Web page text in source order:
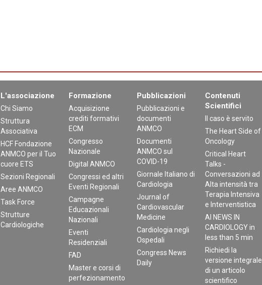
L'associazione
Chi Siamo
Struttura
Associativa
HCF Fondazione
ANMCO per il Tuo
cuore ETS
Sezioni Regionali
Aree ANMCO
Task Force
Strutture
Cardiologiche
Formazione
Acquisizione
crediti formativi
ECM
Congresso
Nazionale
Digital ANMCO
Congressi ed altri
Eventi Regionali
Campagne
Educazionali
Nazionali
Eventi
Residenziali
FAD
Master e corsi di
perfezionamento
Pubblicazioni
Pubblicazioni e
documenti
ANMCO
Documenti
ANMCO sul
COVID-19
Giornale Italiano di
Cardiologia
Journal of
Cardiovascular
Medicine
Cardiologia negli
Ospedali
Congress News
Daily
Contenuti
Scientifici
Il caso è servito
The Heart Side of
Oncology
Critical Heart
Talks -
Conversazioni ad
Alta intensità tra
Terapia Intensiva
e Interventistica
AI NEWS IN
CARDIOLOGY in
less than 5 min
Richiedi la
versione integrale
di un articolo
scientifico